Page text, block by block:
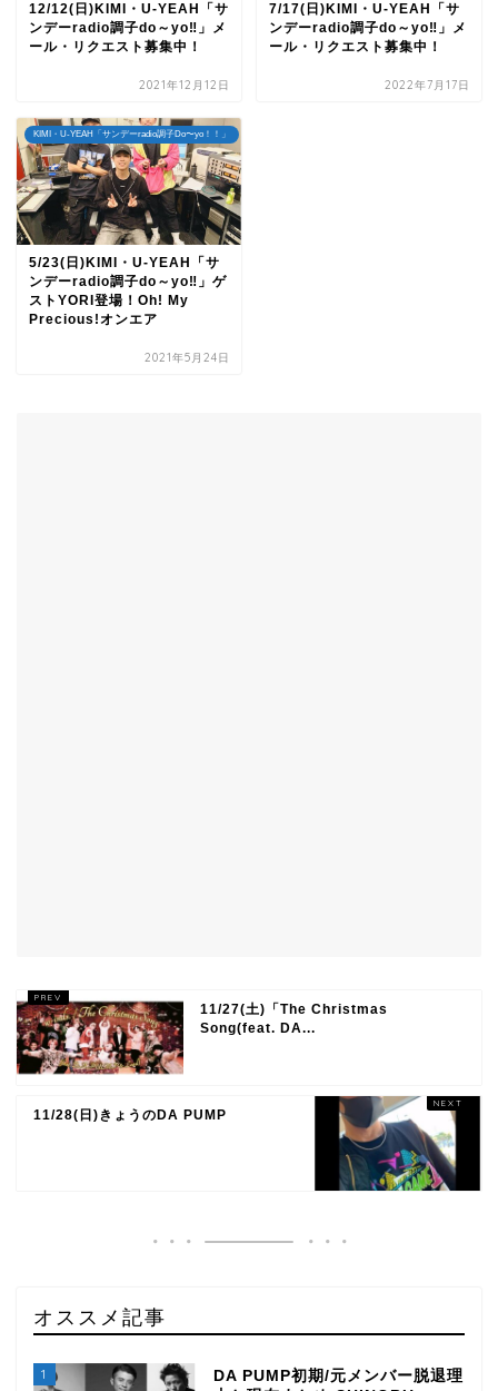
12/12(日)KIMI・U-YEAH「サ
ンデーradio調子do～yo‼」メ
ール・リクエスト募集中！
2021年12月12日
7/17(日)KIMI・U-YEAH「サ
ンデーradio調子do～yo‼」メ
ール・リクエスト募集中！
2022年7月17日
KIMI・U-YEAH「サンデーradio調子Do〜yo！！」
5/23(日)KIMI・U-YEAH「サ
ンデーradio調子do～yo‼」ゲ
ストYORI登場！Oh! My
Precious!オンエア
2021年5月24日
11/27(土)「The Christmas
Song(feat. DA...
11/28(日)きょうのDA PUMP
オススメ記事
1
DA PUMP初期/元メンバー脱退理